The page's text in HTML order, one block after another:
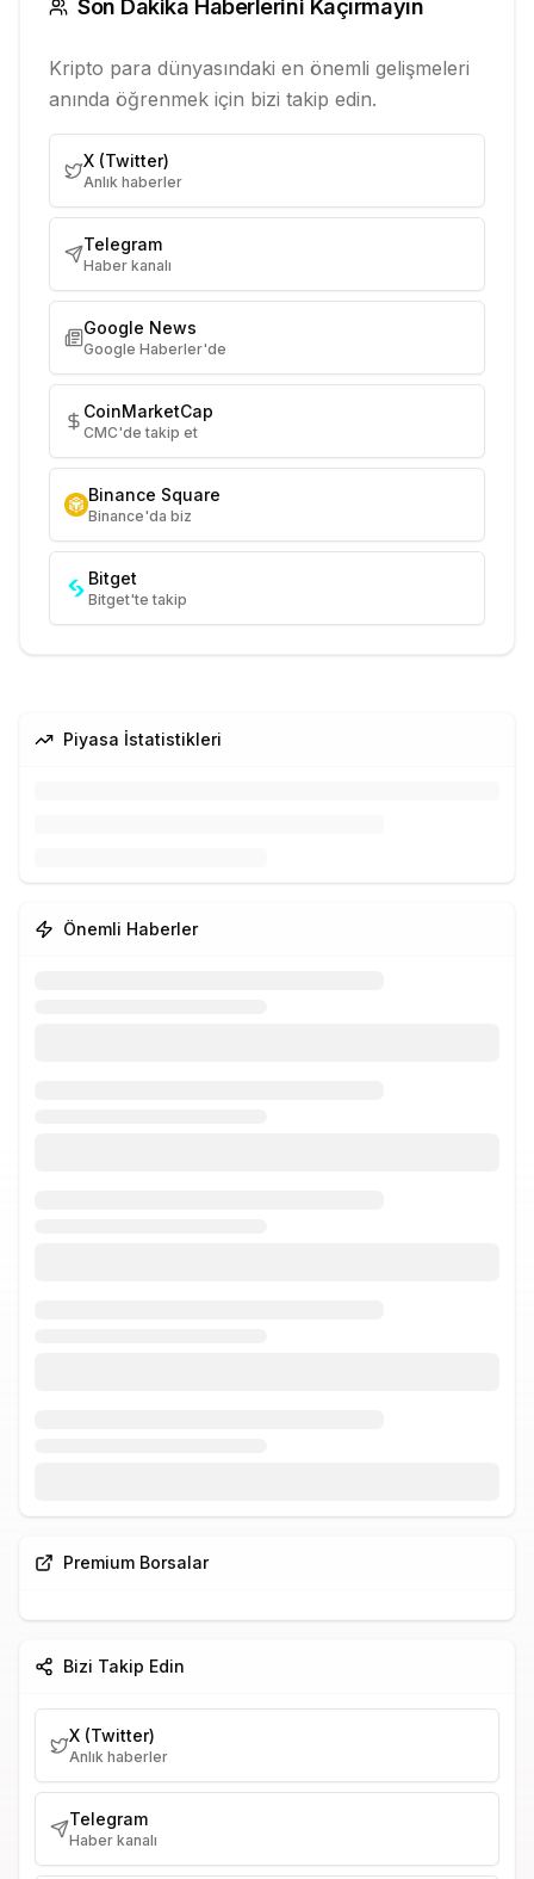
Son Dakika Haberlerini Kaçırmayın
Kripto para dünyasındaki en önemli gelişmeleri
anında öğrenmek için bizi takip edin.
X (Twitter)
Anlık haberler
Telegram
Haber kanalı
Google News
Google Haberler'de
CoinMarketCap
CMC'de takip et
Binance Square
Binance'da biz
Bitget
Bitget'te takip
Piyasa İstatistikleri
Önemli Haberler
Premium Borsalar
Bizi Takip Edin
X (Twitter)
Anlık haberler
Telegram
Haber kanalı